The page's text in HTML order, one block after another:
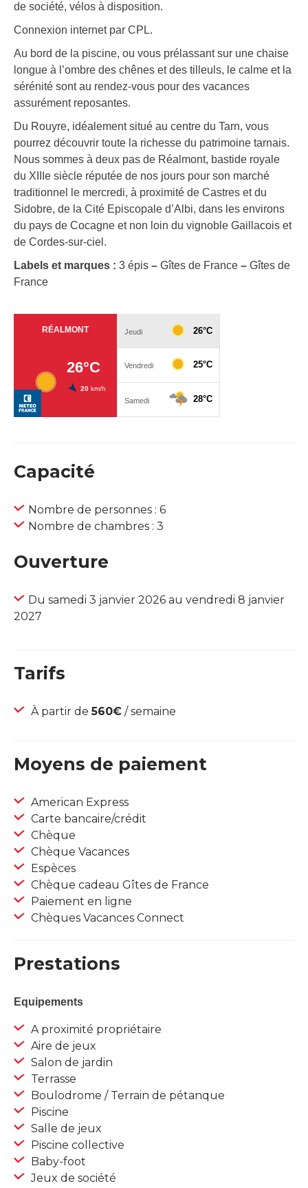
de société, vélos à disposition.
Connexion internet par CPL.
Au bord de la piscine, ou vous prélassant sur une chaise
longue à l’ombre des chênes et des tilleuls, le calme et la
sérénité sont au rendez-vous pour des vacances
assurément reposantes.
Du Rouyre, idéalement situé au centre du Tarn, vous
pourrez découvrir toute la richesse du patrimoine tarnais.
Nous sommes à deux pas de Réalmont, bastide royale
du XIIIe siècle réputée de nos jours pour son marché
traditionnel le mercredi, à proximité de Castres et du
Sidobre, de la Cité Episcopale d’Albi, dans les environs
du pays de Cocagne et non loin du vignoble Gaillacois et
de Cordes-sur-ciel.
Labels et marques : 3 épis – Gîtes de France – Gîtes de
France
Capacité
Nombre de personnes : 6
Nombre de chambres : 3
Ouverture
Du samedi 3 janvier 2026 au vendredi 8 janvier
2027
Tarifs
À partir de560€ / semaine
Moyens de paiement
American Express
Carte bancaire/crédit
Chèque
Chèque Vacances
Espèces
Chèque cadeau Gîtes de France
Paiement en ligne
Chèques Vacances Connect
Prestations
Equipements
A proximité propriétaire
Aire de jeux
Salon de jardin
Terrasse
Boulodrome / Terrain de pétanque
Piscine
Salle de jeux
Piscine collective
Baby-foot
Jeux de société